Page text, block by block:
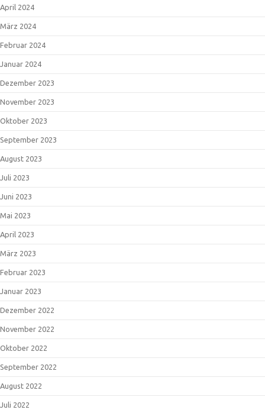
April 2024
März 2024
Februar 2024
Januar 2024
Dezember 2023
November 2023
Oktober 2023
September 2023
August 2023
Juli 2023
Juni 2023
Mai 2023
April 2023
März 2023
Februar 2023
Januar 2023
Dezember 2022
November 2022
Oktober 2022
September 2022
August 2022
Juli 2022